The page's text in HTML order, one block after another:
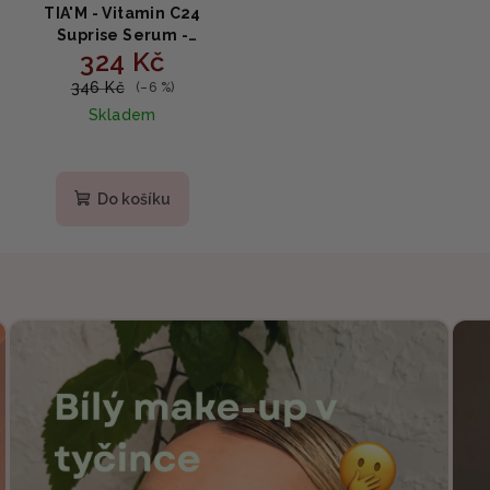
TIA'M - Vitamin C24
Suprise Serum -
Rozjasňující sérum s 24%
vitaminem C 30ml
324 Kč
346 Kč (–6 %)
Skladem
Do košíku